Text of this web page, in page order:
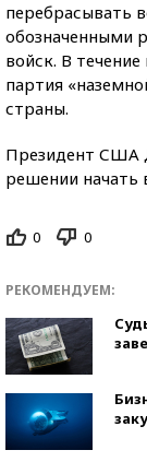
перебрасывать
обозначенными
войск. В
партия
страны.
Президент США
решении начать
0 0
РЕКОМЕНДУЕМ: